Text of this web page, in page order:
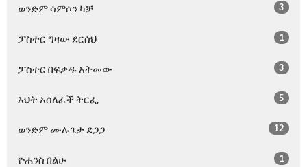
ወንድም ሳምሶን ካቻ 3
ፓስተር ግዛው ደርሰህ 1
ፓስተር በፍቃዱ አትመው 3
እህት አሰለፈች ትርፌ 5
ወንድም ሙሉጌታ ደጋጋ 12
ዮሐንስ በልሁ 1